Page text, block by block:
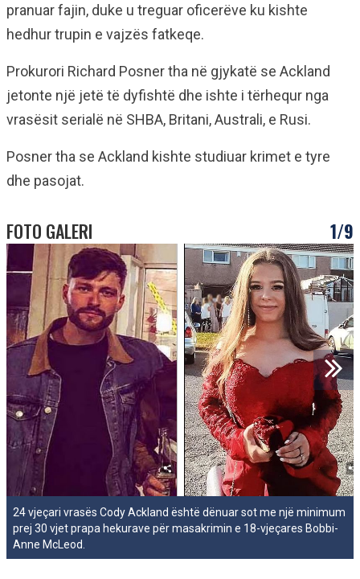
pranuar fajin, duke u treguar oficerëve ku kishte
hedhur trupin e vajzës fatkeqe.
Prokurori Richard Posner tha në gjykatë se Ackland
jetonte një jetë të dyfishtë dhe ishte i tërhequr nga
vrasësit serialë në SHBA, Britani, Australi, e Rusi.
Posner tha se Ackland kishte studiuar krimet e tyre
dhe pasojat.
FOTO GALERI 1/9
24 vjeçari vrasës Cody Ackland është dënuar sot me një minimum
prej 30 vjet prapa hekurave për masakrimin e 18-vjeçares Bobbi-
Anne McLeod.